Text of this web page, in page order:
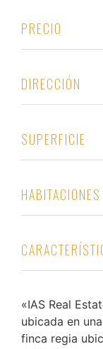
PRECIO
DIRECCIÓN
SUPERFICIE
HABITACIONES
«IAS Real
ubicada en
finca regia